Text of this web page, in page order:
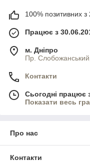
100% позитивних з
Працює з
м. Дніпро
Пр.
Контакти
Сьогодні працює
Показати весь
Про нас
Контакти